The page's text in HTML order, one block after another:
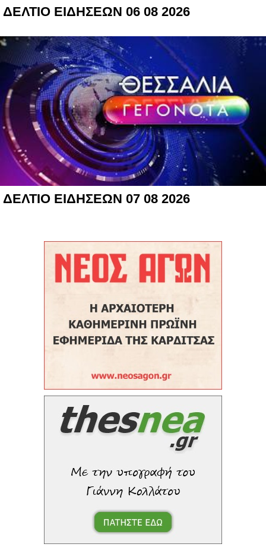
ΔΕΛΤΙΟ ΕΙΔΗΣΕΩΝ 06 08 2026
ΔΕΛΤΙΟ ΕΙΔΗΣΕΩΝ 07 08 2026